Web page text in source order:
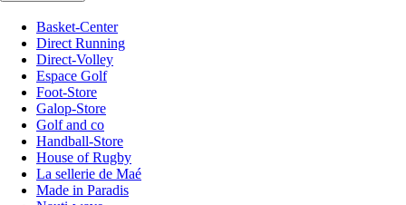
Basket-Center
Direct Running
Direct-Volley
Espace Golf
Foot-Store
Galop-Store
Golf and co
Handball-Store
House of Rugby
La sellerie de Maé
Made in Paradis